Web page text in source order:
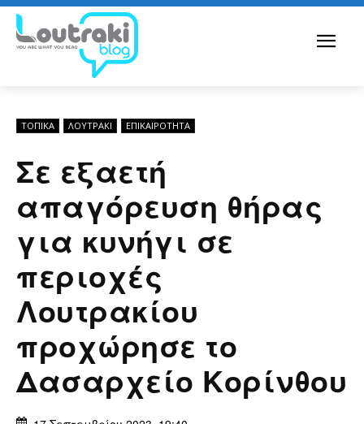
ΤΟΠΙΚΑ ΛΟΥΤΡΆΚΙ ΕΠΙΚΑΙΡΟΤΗΤΑ
Σε εξαετή
απαγόρευση θήρας
για κυνήγι σε
περιοχές
Λουτρακίου
προχώρησε το
Δασαρχείο Κορίνθου